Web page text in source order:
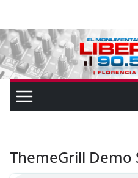
ThemeGrill Demo